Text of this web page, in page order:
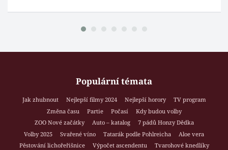
Populární témata
Jak zhubnout Nejlepší filmy 2024 Nejlepší horory
TV program
Změna času
Partie Počasí
Kdy budou volby
ZOO Nové začátky
Auto – katalog
7 pádů Honzy Dědka
Volby 2025
Svařené víno Tatarák podle Pohlreicha
Aloe vera
Pěstování lichořeřišnice
Výpočet ascendentu
Tvarohové knedlíky